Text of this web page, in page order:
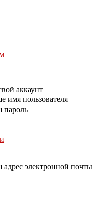
аккаунт
имя пользователя
пароль
адрес электронной почты